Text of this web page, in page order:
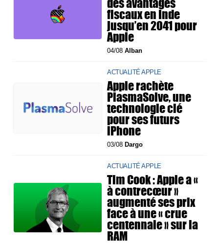
fiscaux en Inde
jusqu’en 2041 pour
Apple
04/08Alban
ACTUALITÉ APPLE
Apple rachète
PlasmaSolve, une
technologie clé
pour ses futurs
iPhone
03/08Dargo
ACTUALITÉ APPLE
Tim Cook : Apple a «
à contrecœur »
augmenté ses prix
face à une « crue
centennale » sur la
RAM